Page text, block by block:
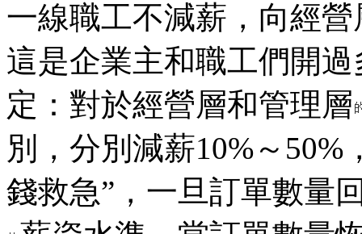
一線職工不減薪，向經
這是企業主和職工們開
定：對於經營層和管理層
別，分別減薪10%～
錢救急”，一旦訂單數量